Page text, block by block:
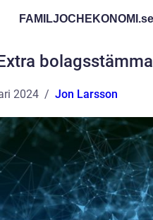
FAMILJOCHEKONOMI.se
2024 Jon Larsson